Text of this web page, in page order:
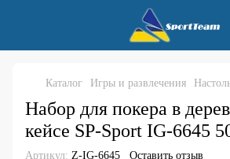
Каталог Игры и развлечения
Набор для покера в
кейсе SP-Sport IG-6645
Артикул: Z-IG-6645 Оставить отзыв